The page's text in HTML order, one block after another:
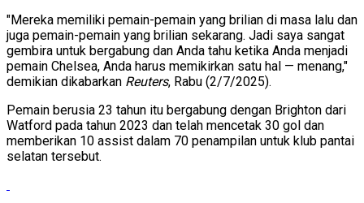
"Mereka memiliki pemain-pemain yang brilian di masa lalu dan
juga pemain-pemain yang brilian sekarang. Jadi saya sangat
gembira untuk bergabung dan Anda tahu ketika Anda menjadi
pemain Chelsea, Anda harus memikirkan satu hal — menang,"
demikian dikabarkan Reuters, Rabu (2/7/2025).
Pemain berusia 23 tahun itu bergabung dengan Brighton dari
Watford pada tahun 2023 dan telah mencetak 30 gol dan
memberikan 10 assist dalam 70 penampilan untuk klub pantai
selatan tersebut.